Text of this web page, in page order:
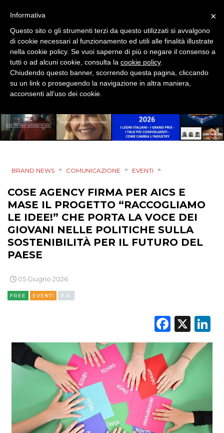
OPINIONI
BRAND NEWS > COMUNICAZIONE > EVENTI >
COSE AGENCY FIRMA PER AICS E
MASE IL PROGETTO “RACCOGLIAMO
LE IDEE!” CHE PORTA LA VOCE DEI
GIOVANI NELLE POLITICHE SULLA
SOSTENIBILITÀ PER IL FUTURO DEL
PAESE
05 Giugno 2026
FREE EVENTI P.A.
X
×
Informativa
Questo sito o gli strumenti terzi da questo utilizzati si avvalgono
di cookie necessari al funzionamento ed utili alle finalità illustrate
nella cookie policy. Se vuoi saperne di più o negare il consenso a
tutti o ad alcuni cookie, consulta la cookie policy.
Chiudendo questo banner, scorrendo questa pagina, cliccando
su un link o proseguendo la navigazione in altra maniera,
acconsenti all’uso dei cookie.